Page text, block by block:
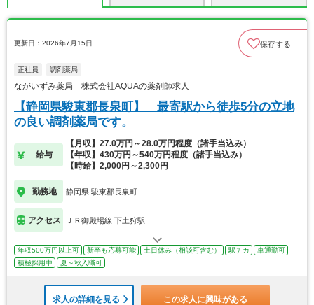
更新日：2026年7月15日 保存する
正社員 調剤薬局
ながいずみ薬局 株式会社AQUAの薬剤師求人
【静岡県駿東郡長泉町】 最寄駅から徒歩5分の立地
の良い調剤薬局です。
給与
【月収】27.0万円～28.0万円程度（諸手当込み）
【年収】430万円～540万円程度（諸手当込み）
【時給】2,000円～2,300円
勤務地 静岡県 駿東郡長泉町
アクセス ＪＲ御殿場線 下土狩駅
年収500万円以上可 新卒も応募可能 土日休み（相談可含む） 駅チカ
車通勤可
積極採用中
夏～秋入職可
求人の詳細を見る この求人に興味がある